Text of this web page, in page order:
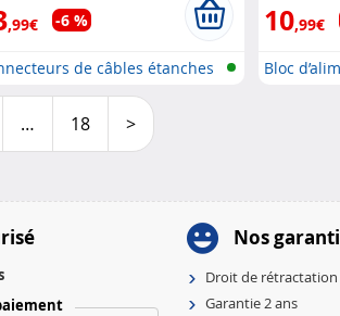
,99€ -6 %
de câbles étanches
10,99€
Bloc
… 18 >
Nos
Droit de rétractation
Garantie 2 ans